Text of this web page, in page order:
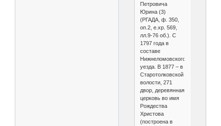
Петровича
Юрина (3)
(РГАДА, ф. 350,
оп.2, е.хр. 569,
лл.9-76 об.). С
1797 года в
составе
Нижнеломовского
уезда. В 1877 – в
Старотолковской
волости, 271
двор, деревянная
церковь во имя
Рождества
Христова
(построена в